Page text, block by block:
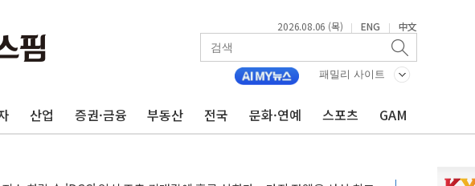
2026.08.06 (목) | ENG | 中文
패밀리 사이트
산업 증권·금융 부동산 전국 문화·연예 스포츠 GAM
긴장 완화에 실적 호조까지, 상승...호실적 보고 기업 상승세 뚜렷